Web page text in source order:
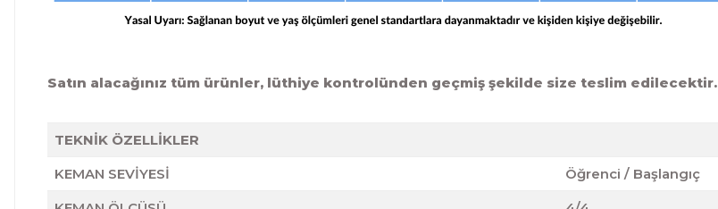
Satın alacağınız tüm ürünler, lüthiye kontrolünden geçmiş şekilde size teslim edilecektir.
TEKNİK ÖZELLİKLER
KEMAN SEVİYESİ
Öğrenci / Başlangıç